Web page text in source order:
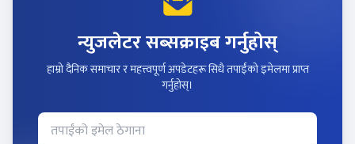
न्युजलेटर सब्सक्राइब गर्नुहोस्
हाम्रो दैनिक समाचार र महत्त्वपूर्ण अपडेटहरू सिधै तपाईंको इमेलमा प्राप्त
गर्नुहोस्।